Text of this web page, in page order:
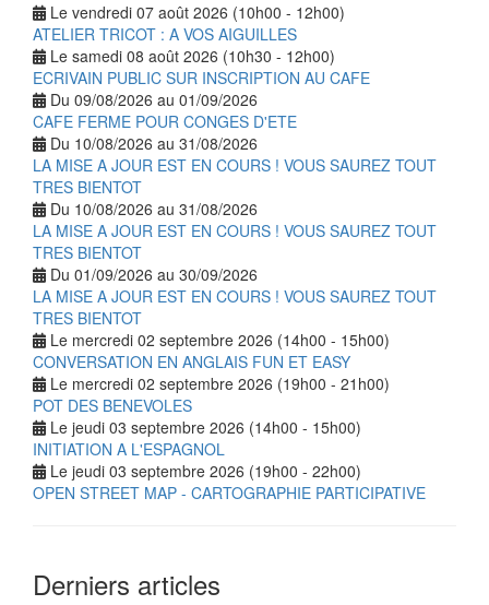
Le vendredi 07 août 2026 (10h00 - 12h00)
ATELIER TRICOT : A VOS AIGUILLES
Le samedi 08 août 2026 (10h30 - 12h00)
ECRIVAIN PUBLIC SUR INSCRIPTION AU CAFE
Du 09/08/2026 au 01/09/2026
CAFE FERME POUR CONGES D'ETE
Du 10/08/2026 au 31/08/2026
LA MISE A JOUR EST EN COURS ! VOUS SAUREZ TOUT
TRES BIENTOT
Du 10/08/2026 au 31/08/2026
LA MISE A JOUR EST EN COURS ! VOUS SAUREZ TOUT
TRES BIENTOT
Du 01/09/2026 au 30/09/2026
LA MISE A JOUR EST EN COURS ! VOUS SAUREZ TOUT
TRES BIENTOT
Le mercredi 02 septembre 2026 (14h00 - 15h00)
CONVERSATION EN ANGLAIS FUN ET EASY
Le mercredi 02 septembre 2026 (19h00 - 21h00)
POT DES BENEVOLES
Le jeudi 03 septembre 2026 (14h00 - 15h00)
INITIATION A L'ESPAGNOL
Le jeudi 03 septembre 2026 (19h00 - 22h00)
OPEN STREET MAP - CARTOGRAPHIE PARTICIPATIVE
Derniers articles